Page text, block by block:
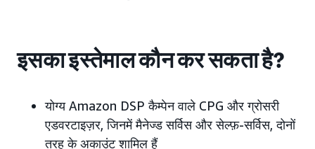
इसका इस्तेमाल कौन कर सकता है?
योग्य Amazon DSP कैम्पेन वाले CPG और ग्रोसरी
एडवरटाइज़र, जिनमें मैनेज्ड सर्विस और सेल्फ़-सर्विस, दोनों
तरह के अकाउंट शामिल हैं